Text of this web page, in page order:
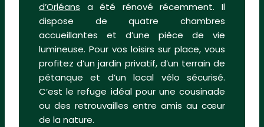
d’Orléans a été rénové récemment. Il
dispose de quatre chambres
accueillantes et d’une pièce de vie
lumineuse. Pour vos loisirs sur place, vous
profitez d’un jardin privatif, d’un terrain de
pétanque et d’un local vélo sécurisé.
C’est le refuge idéal pour une cousinade
ou des retrouvailles entre amis au cœur
de la nature.